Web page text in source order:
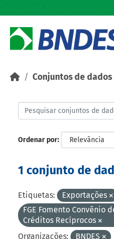
Conjuntos de dados
Ordenar por
1 conjunto de
Etiquetas: Exportações
FGE Fomento Convênio
Créditos Recíprocos
Organizações:
BNDES